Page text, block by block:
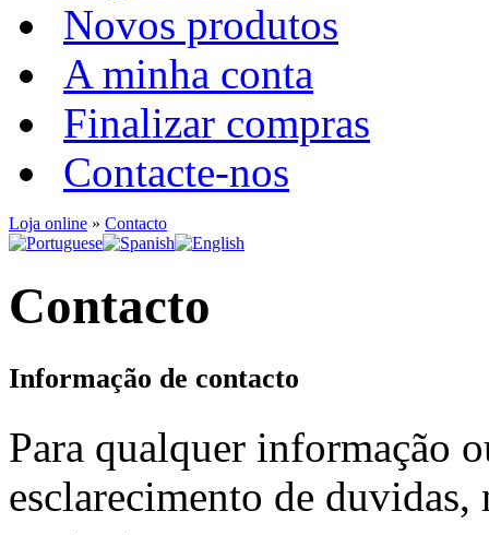
Novos produtos
A minha conta
Finalizar compras
Contacte-nos
Loja online » Contacto
Contacto
Informação de contacto
Para qualquer informação
esclarecimento de duvidas,